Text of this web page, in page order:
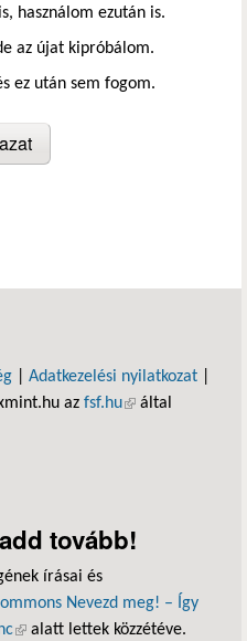
használom ezután is.
az újat kipróbálom.
ez után sem fogom.
Adatkezelési nyilatkozat
az fsf.hu(külső hivatkozás)
által
tovább!
írásai és
Nevezd meg! – Így
(külső hivatkozás)
alatt lettek közzétéve.